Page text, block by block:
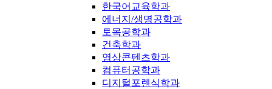
한국어교육학과
에너지/생명공학과
토목공학과
건축학과
영상콘텐츠학과
컴퓨터공학과
디지털포렌식학과